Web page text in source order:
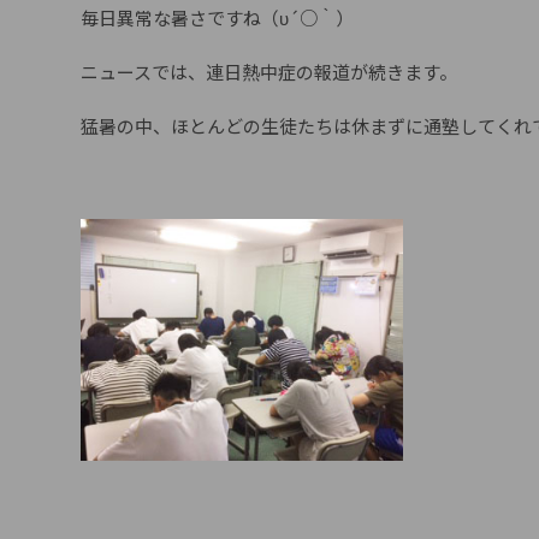
毎日異常な暑さですね（υ´○｀）
ニュースでは、連日熱中症の報道が続きます。
猛暑の中、ほとんどの生徒たちは休まずに通塾してくれ